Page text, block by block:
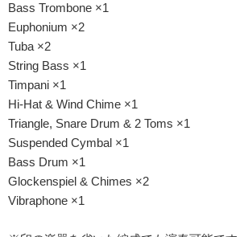
Bass Trombone ×1
Euphonium ×2
Tuba ×2
String Bass ×1
Timpani ×1
Hi-Hat & Wind Chime ×1
Triangle, Snare Drum & 2 Toms ×1
Suspended Cymbal ×1
Bass Drum ×1
Glockenspiel & Chimes ×2
Vibraphone ×1